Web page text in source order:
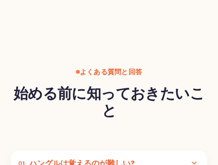
よくある質問と回答
始める前に知っておきたいこ
と
01